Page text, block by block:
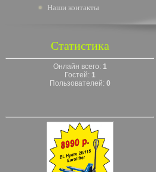
Наши контакты
Статистика
Онлайн всего: 1
Гостей: 1
Пользователей: 0